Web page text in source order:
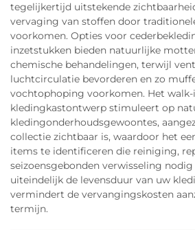
tegelijkertijd uitstekende
vervaging van stoffen door
voorkomen. Opties voor
inzetstukken bieden natuurlijke
chemische behandelingen, terwijl
luchtcirculatie bevorderen en zo
vochtophoping voorkomen. Het
kledingkastontwerp stimuleert op
kledingonderhoudsgewoontes,
collectie zichtbaar is, waardoor het
items te identificeren die reiniging,
seizoensgebonden verwisseling
uiteindelijk de levensduur van uw
vermindert de vervangingskosten
termijn.